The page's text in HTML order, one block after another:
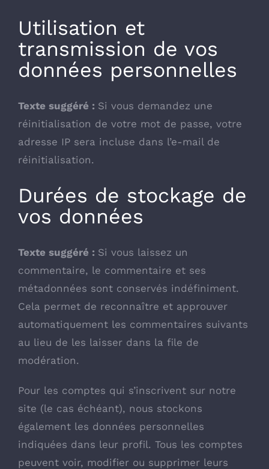
Utilisation et
transmission de vos
données personnelles
Texte suggéré : Si vous demandez une
réinitialisation de votre mot de passe, votre
adresse IP sera incluse dans l’e-mail de
réinitialisation.
Durées de stockage de
vos données
Texte suggéré : Si vous laissez un
commentaire, le commentaire et ses
métadonnées sont conservés indéfiniment.
Cela permet de reconnaître et approuver
automatiquement les commentaires suivants
au lieu de les laisser dans la file de
modération.
Pour les comptes qui s’inscrivent sur notre
site (le cas échéant), nous stockons
également les données personnelles
indiquées dans leur profil. Tous les comptes
peuvent voir, modifier ou supprimer leurs